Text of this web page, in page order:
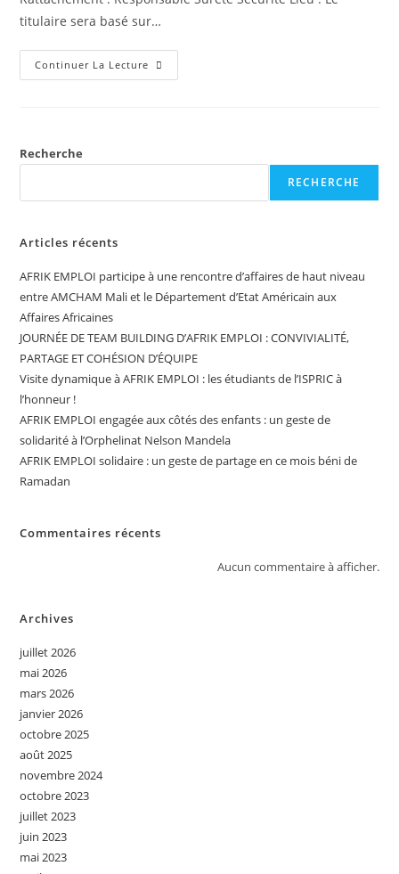
titulaire sera basé sur…
Continuer La Lecture
Recherche
RECHERCHE
Articles récents
AFRIK EMPLOI participe à une rencontre d’affaires de haut niveau
entre AMCHAM Mali et le Département d’Etat Américain aux
Affaires Africaines
JOURNÉE DE TEAM BUILDING D’AFRIK EMPLOI : CONVIVIALITÉ,
PARTAGE ET COHÉSION D’ÉQUIPE
Visite dynamique à AFRIK EMPLOI : les étudiants de l’ISPRIC à
l’honneur !
AFRIK EMPLOI engagée aux côtés des enfants : un geste de
solidarité à l’Orphelinat Nelson Mandela
AFRIK EMPLOI solidaire : un geste de partage en ce mois béni de
Ramadan
Commentaires récents
Aucun commentaire à afficher.
Archives
juillet 2026
mai 2026
mars 2026
janvier 2026
octobre 2025
août 2025
novembre 2024
octobre 2023
juillet 2023
juin 2023
mai 2023